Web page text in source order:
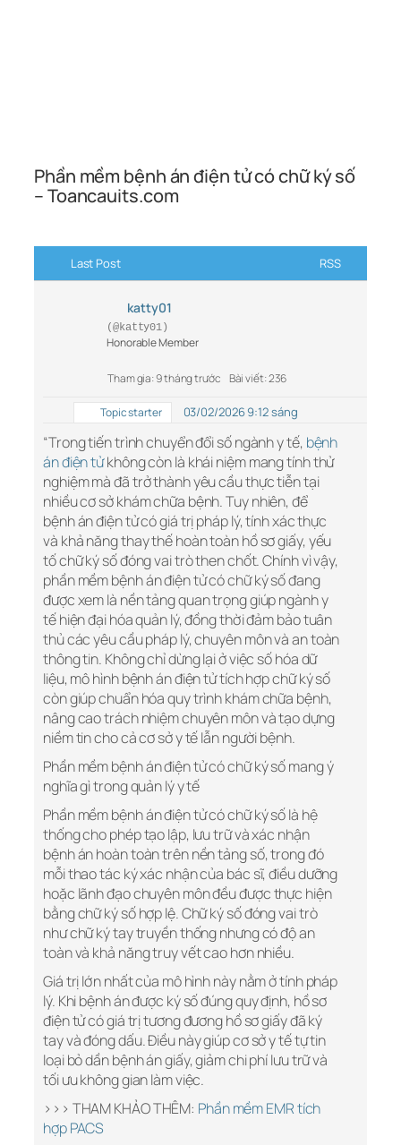
Phần mềm bệnh án điện tử có chữ ký số
– Toancauits.com
Last Post RSS
katty01
(@katty01)
Honorable Member
Tham gia: 9 tháng trước Bài viết: 236
Topic starter 03/02/2026 9:12 sáng
“Trong tiến trình chuyển đổi số ngành y tế, bệnh
án điện tửkhông còn là khái niệm mang tính thử
nghiệm mà đã trở thành yêu cầu thực tiễn tại
nhiều cơ sở khám chữa bệnh. Tuy nhiên, để
bệnh án điện tử có giá trị pháp lý, tính xác thực
và khả năng thay thế hoàn toàn hồ sơ giấy, yếu
tố chữ ký số đóng vai trò then chốt. Chính vì vậy,
phần mềm bệnh án điện tử có chữ ký số đang
được xem là nền tảng quan trọng giúp ngành y
tế hiện đại hóa quản lý, đồng thời đảm bảo tuân
thủ các yêu cầu pháp lý, chuyên môn và an toàn
thông tin. Không chỉ dừng lại ở việc số hóa dữ
liệu, mô hình bệnh án điện tử tích hợp chữ ký số
còn giúp chuẩn hóa quy trình khám chữa bệnh,
nâng cao trách nhiệm chuyên môn và tạo dựng
niềm tin cho cả cơ sở y tế lẫn người bệnh.
Phần mềm bệnh án điện tử có chữ ký số mang ý
nghĩa gì trong quản lý y tế
Phần mềm bệnh án điện tử có chữ ký số là hệ
thống cho phép tạo lập, lưu trữ và xác nhận
bệnh án hoàn toàn trên nền tảng số, trong đó
mỗi thao tác ký xác nhận của bác sĩ, điều dưỡng
hoặc lãnh đạo chuyên môn đều được thực hiện
bằng chữ ký số hợp lệ. Chữ ký số đóng vai trò
như chữ ký tay truyền thống nhưng có độ an
toàn và khả năng truy vết cao hơn nhiều.
Giá trị lớn nhất của mô hình này nằm ở tính pháp
lý. Khi bệnh án được ký số đúng quy định, hồ sơ
điện tử có giá trị tương đương hồ sơ giấy đã ký
tay và đóng dấu. Điều này giúp cơ sở y tế tự tin
loại bỏ dần bệnh án giấy, giảm chi phí lưu trữ và
tối ưu không gian làm việc.
>>> THAM KHẢO THÊM: Phần mềm EMR tích
hợp PACS